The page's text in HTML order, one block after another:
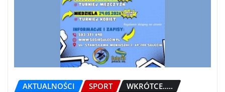
AKTUALNOŚCI SPORT WKRÓTCE.....